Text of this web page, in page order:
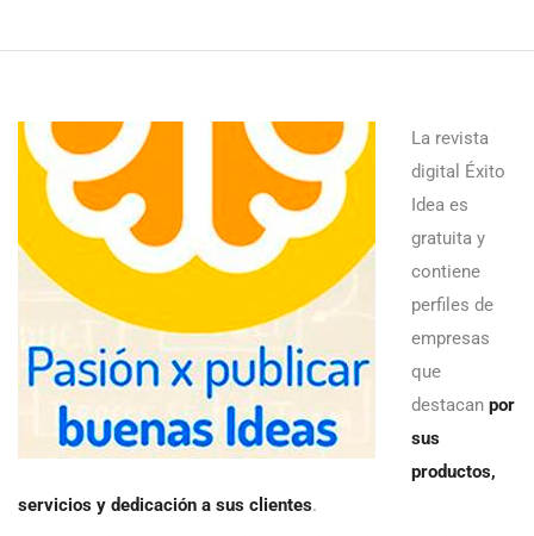
La revista
digital Éxito
Idea es
gratuita y
contiene
perfiles de
empresas
que
destacan por
sus
productos,
servicios y dedicación a sus clientes.